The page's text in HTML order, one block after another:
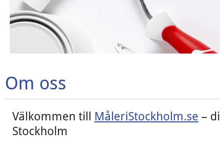
Om oss
Välkommen till MåleriStockholm.se –
Stockholm